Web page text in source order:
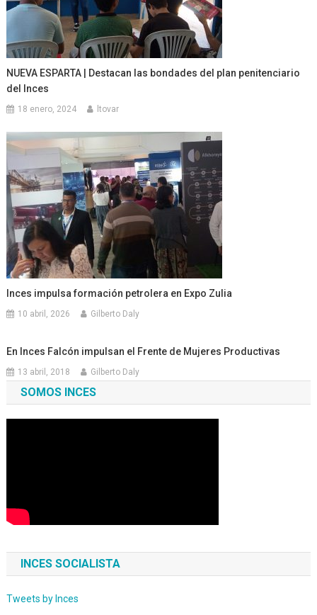
NUEVA ESPARTA | Destacan las bondades del plan penitenciario
del Inces
18 enero, 2024 ltovar
Inces impulsa formación petrolera en Expo Zulia
10 abril, 2026 Gilberto Daly
En Inces Falcón impulsan el Frente de Mujeres Productivas
13 abril, 2018 Gilberto Daly
SOMOS INCES
INCES SOCIALISTA
Tweets by Inces